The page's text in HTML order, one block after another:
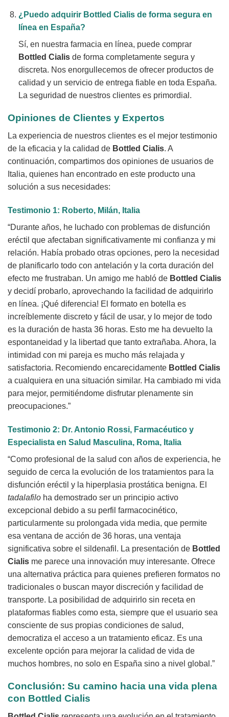
¿Puedo adquirir Bottled Cialisde forma segura en
línea en España?
Sí, en nuestra farmacia en línea, puede comprar
Bottled Cialisde forma completamente segura y
discreta. Nos enorgullecemos de ofrecer productos de
calidad y un servicio de entrega fiable en toda España.
La seguridad de nuestros clientes es primordial.
Opiniones de Clientes y Expertos
La experiencia de nuestros clientes es el mejor testimonio
de la eficacia y la calidad de Bottled Cialis. A
continuación, compartimos dos opiniones de usuarios de
Italia, quienes han encontrado en este producto una
solución a sus necesidades:
Testimonio 1: Roberto, Milán, Italia
“Durante años, he luchado con problemas de disfunción
eréctil que afectaban significativamente mi confianza y mi
relación. Había probado otras opciones, pero la necesidad
de planificarlo todo con antelación y la corta duración del
efecto me frustraban. Un amigo me habló de Bottled Cialis
y decidí probarlo, aprovechando la facilidad de adquirirlo
en línea. ¡Qué diferencia! El formato en botella es
increíblemente discreto y fácil de usar, y lo mejor de todo
es la duración de hasta 36 horas. Esto me ha devuelto la
espontaneidad y la libertad que tanto extrañaba. Ahora, la
intimidad con mi pareja es mucho más relajada y
satisfactoria. Recomiendo encarecidamente Bottled Cialis
a cualquiera en una situación similar. Ha cambiado mi vida
para mejor, permitiéndome disfrutar plenamente sin
preocupaciones.”
Testimonio 2: Dr. Antonio Rossi, Farmacéutico y
Especialista en Salud Masculina, Roma, Italia
“Como profesional de la salud con años de experiencia, he
seguido de cerca la evolución de los tratamientos para la
disfunción eréctil y la hiperplasia prostática benigna. El
tadalafilo ha demostrado ser un principio activo
excepcional debido a su perfil farmacocinético,
particularmente su prolongada vida media, que permite
esa ventana de acción de 36 horas, una ventaja
significativa sobre el sildenafil. La presentación de Bottled
Cialis me parece una innovación muy interesante. Ofrece
una alternativa práctica para quienes prefieren formatos no
tradicionales o buscan mayor discreción y facilidad de
transporte. La posibilidad de adquirirlo sin receta en
plataformas fiables como esta, siempre que el usuario sea
consciente de sus propias condiciones de salud,
democratiza el acceso a un tratamiento eficaz. Es una
excelente opción para mejorar la calidad de vida de
muchos hombres, no solo en España sino a nivel global.”
Conclusión: Su camino hacia una vida plena
con Bottled Cialis